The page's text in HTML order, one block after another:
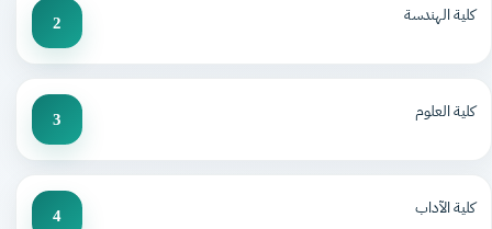
كلية الهندسة 2
كلية العلوم 3
كلية الآداب 4